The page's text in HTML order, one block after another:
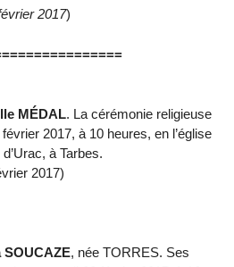
2017)
MÉDAL. La cérémonie religieuse
2017, à 10 heures, en l’église
à Tarbes.
2017)
SOUCAZE, née TORRES. Ses